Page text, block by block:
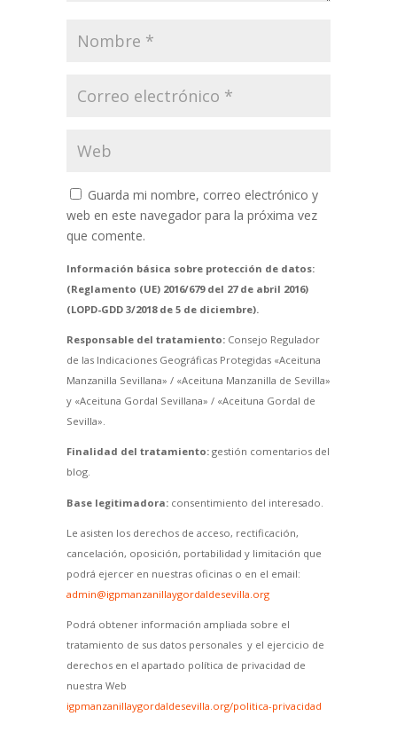
Guarda mi nombre, correo electrónico y
web en este navegador para la próxima vez
que comente.
Información básica sobre protección de datos:
(Reglamento (UE) 2016/679 del 27 de abril 2016)
(LOPD-GDD 3/2018 de 5 de diciembre).
Responsable del tratamiento:Consejo Regulador
de las Indicaciones Geográficas Protegidas «Aceituna
Manzanilla Sevillana» / «Aceituna Manzanilla de Sevilla»
y «Aceituna Gordal Sevillana» / «Aceituna Gordal de
Sevilla».
Finalidad del tratamiento:gestión comentarios del
blog.
Base legitimadora:consentimiento del interesado.
Le asisten los derechos de acceso, rectificación,
cancelación, oposición, portabilidad y limitación que
podrá ejercer en nuestras oficinas o en el email:
admin@igpmanzanillaygordaldesevilla.org
Podrá obtener información ampliada sobre el
tratamiento de sus datos personales y el ejercicio de
derechos en el apartado política de privacidad de
nuestra Web
igpmanzanillaygordaldesevilla.org/politica-privacidad